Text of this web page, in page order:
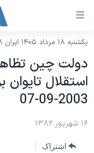
لینکهای
دسترسی
جهش
به
محتوای
اصلی
به
صفحه
نسخه سبک وب‌سایت
موضوع ها
آمریکا
جهان
برنامه های تلویزیونی
جدول برنامه ها
صفحه‌های ویژه
یکشنبه ۱۸ مرداد ۱۴۰۵ ایران ۰۰:۰۸
دولت چين
استقلال
2003-09-07
۱۶ شهریور ۱۳۸۲
اشتراک